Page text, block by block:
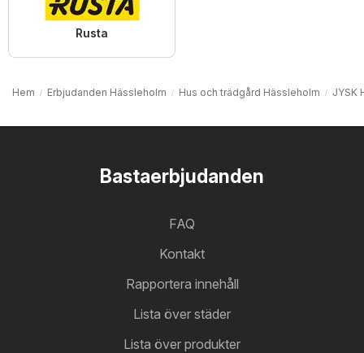
Rusta
Hem Erbjudanden Hässleholm Hus och trädgård Hässleholm JYSK
Bastaerbjudanden
FAQ
Kontakt
Rapportera innehåll
Lista över städer
Lista över produkter